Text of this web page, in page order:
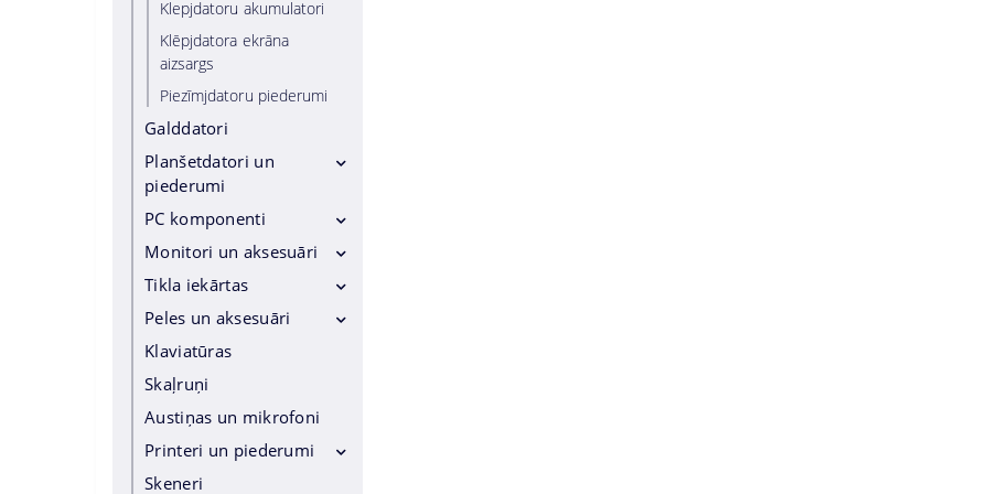
Viedtālruņu lādētāji
Viedtālruņu turētāji
Pašbildes Sticks
Hands free
Ekrāna aizsargs
Power bankas
Klepjdatoru akumulatori
Klēpjdatora ekrāna
aizsargs
Piezīmjdatoru piederumi
Galddatori
Planšetdatori un
piederumi
Planšetdatori
Somas un maciņi tabletēm
Planšetdatoru piederumi
Planšetdatori zīmēšanai
PC komponenti
Procesors
Dzesēšana
Pamatplates
Operatīvā Atmiņa
Videokartes
Cietais disks SSD
Cietais drive SATA
Korpusi
Monitori un aksesuāri
Monitori
Digitālās zīmes
Izkārtņu piederumi
Montāžas risinājumi
Tikla iekārtas
Maršrutētāji
Адаптеры и модули
Slēdži
Piekļuves punkti
Elektrolīnijas
Antenas
Peles un aksesuāri
Peles
Peļu paliktņi
Klaviatūras
Skaļruņi
Austiņas un mikrofoni
Printeri un piederumi
Printeri
Skeneri